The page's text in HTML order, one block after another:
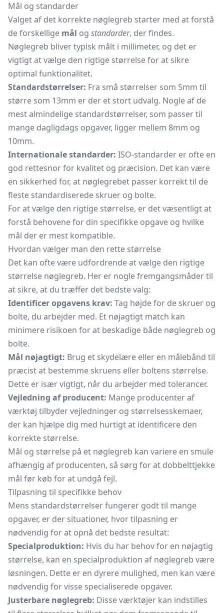
Mål og standarder
Valget af det korrekte nøglegreb starter med at forstå
de forskellige mål og standarder, der findes.
Nøglegreb bliver typisk målt i millimeter, og det er
vigtigt at vælge den rigtige størrelse for at sikre
optimal funktionalitet.
Standardstørrelser: Fra små størrelser som 5mm til
større som 13mm er der et stort udvalg. Nogle af de
mest almindelige standardstørrelser, som passer til
mange dagligdags opgaver, ligger mellem 8mm og
10mm.
Internationale standarder: ISO-standarder er ofte en
god rettesnor for kvalitet og præcision. Det kan være
en sikkerhed for, at nøglegrebet passer korrekt til de
fleste standardiserede skruer og bolte.
For at vælge den rigtige størrelse, er det væsentligt at
forstå behovene for din specifikke opgave og hvilke
mål der er mest kompatible.
Hvordan vælger man den rette størrelse
Det kan ofte være udfordrende at vælge den rigtige
størrelse nøglegreb. Her er nogle fremgangsmåder til
at sikre, at du træffer det bedste valg:
Identificer opgavens krav: Tag højde for de skruer og
bolte, du arbejder med. Et nøjagtigt match kan
minimere risikoen for at beskadige både nøglegreb og
bolte.
Mål nøjagtigt: Brug et skydelære eller en målebånd til
præcist at bestemme skruens eller boltens størrelse.
Dette er især vigtigt, når du arbejder med tolerancer.
Vejledning af producent: Mange producenter af
værktøj tilbyder vejledninger og størrelsesskemaer,
der kan hjælpe dig med hurtigt at identificere den
korrekte størrelse.
Mål og størrelse på et nøglegreb kan variere en smule
afhængig af producenten, så sørg for at dobbelttjekke
mål før køb for at undgå fejl.
Tilpasning til specifikke behov
Mens standardstørrelser fungerer godt til mange
opgaver, er der situationer, hvor tilpasning er
nødvendig for at opnå det bedste resultat:
Specialproduktion: Hvis du har behov for en nøjagtig
størrelse, kan en specialproduktion af nøglegreb være
løsningen. Dette er en dyrere mulighed, men kan være
nødvendig for visse specialiserede opgaver.
Justerbare nøglegreb: Disse værktøjer kan indstilles